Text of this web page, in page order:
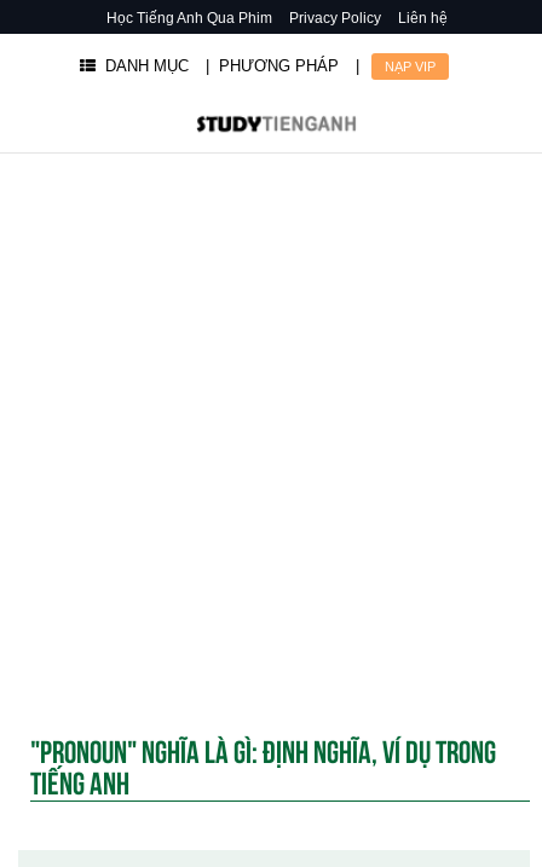
Học Tiếng Anh Qua Phim Privacy Policy Liên hệ
DANH MỤC | PHƯƠNG PHÁP NẠP VIP
"PRONOUN" NGHĨA LÀ GÌ: ĐỊNH NGHĨA, VÍ DỤ TRONG
TIẾNG ANH